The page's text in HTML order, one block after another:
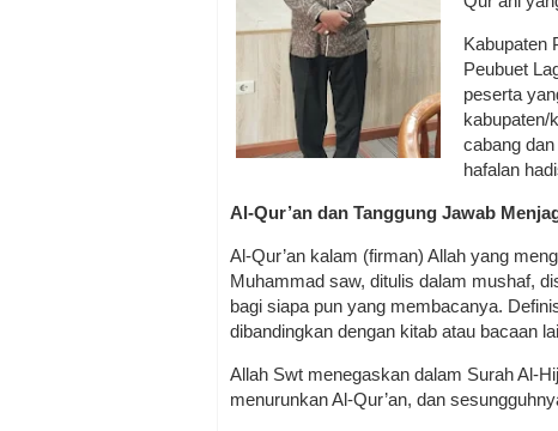
Kabupaten
Peubuet
peserta
kabupaten/
cabang
hafalan
Al-Qur’an dan Tanggung Jawab
Al-Qur’an kalam (firman) Allah yang
Muhammad saw, ditulis dalam mushaf,
bagi siapa pun yang membacanya.
dibandingkan dengan kitab atau bacaan
Allah Swt menegaskan dalam Surah Al-
menurunkan Al-Qur’an, dan